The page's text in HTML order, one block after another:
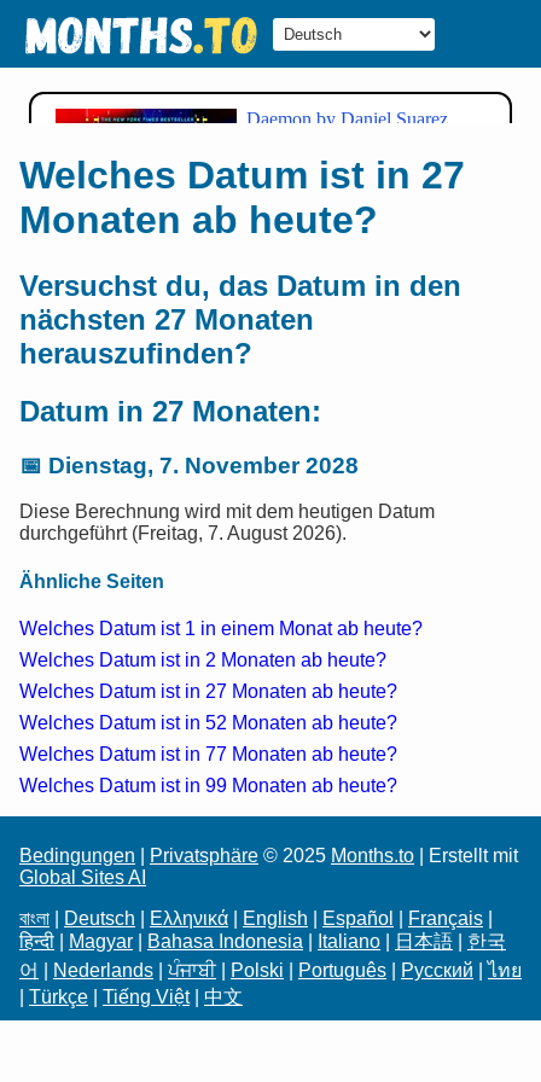
Welches Datum ist in 27
Monaten ab heute?
Versuchst du, das Datum in den
nächsten 27 Monaten
herauszufinden?
Datum in 27 Monaten:
📅 Dienstag, 7. November 2028
Diese Berechnung wird mit dem heutigen Datum
durchgeführt (Freitag, 7. August 2026).
Ähnliche Seiten
Welches Datum ist 1 in einem Monat ab heute?
Welches Datum ist in 2 Monaten ab heute?
Welches Datum ist in 27 Monaten ab heute?
Welches Datum ist in 52 Monaten ab heute?
Welches Datum ist in 77 Monaten ab heute?
Welches Datum ist in 99 Monaten ab heute?
Bedingungen Privatsphäre © 2025 Months.to | Erstellt mit
Global Sites AI
বাংলা
Deutsch Ελληνικά English Español Français
हिन्दी
Magyar Bahasa Indonesia Italiano 日本語
한국
어
Nederlands |ਪੰਜਾਬੀ| Polski Português Русский |ไทย
Türkçe Tiếng Việt| 中文